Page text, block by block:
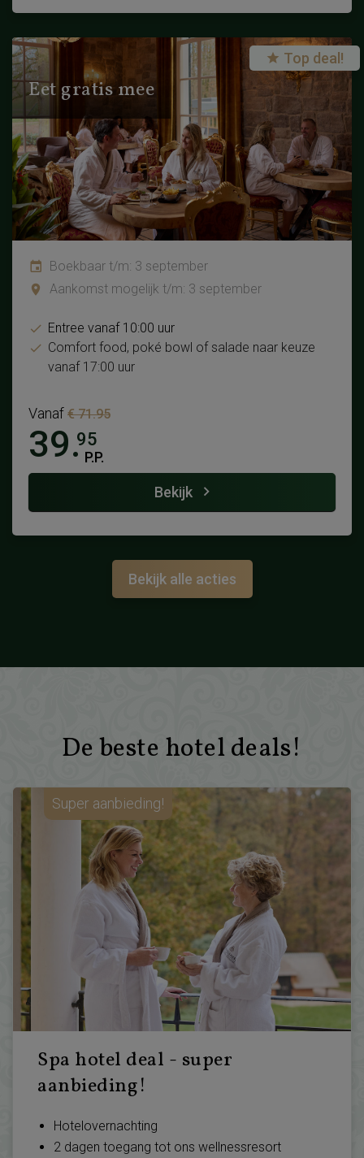
Eet gratis mee
Top deal!
Boekbaar t/m: 3 september
Aankomst mogelijk t/m: 3 september
Entree vanaf 10:00 uur
Comfort food, poké bowl of salade naar keuze
vanaf 17:00 uur
Vanaf € 71.95
39.95
P.P.
Bekijk
Bekijk alle acties
De beste hotel deals!
Super aanbieding!
Spa hotel deal - super
aanbieding!
Hotelovernachting
2 dagen toegang tot ons wellnessresort